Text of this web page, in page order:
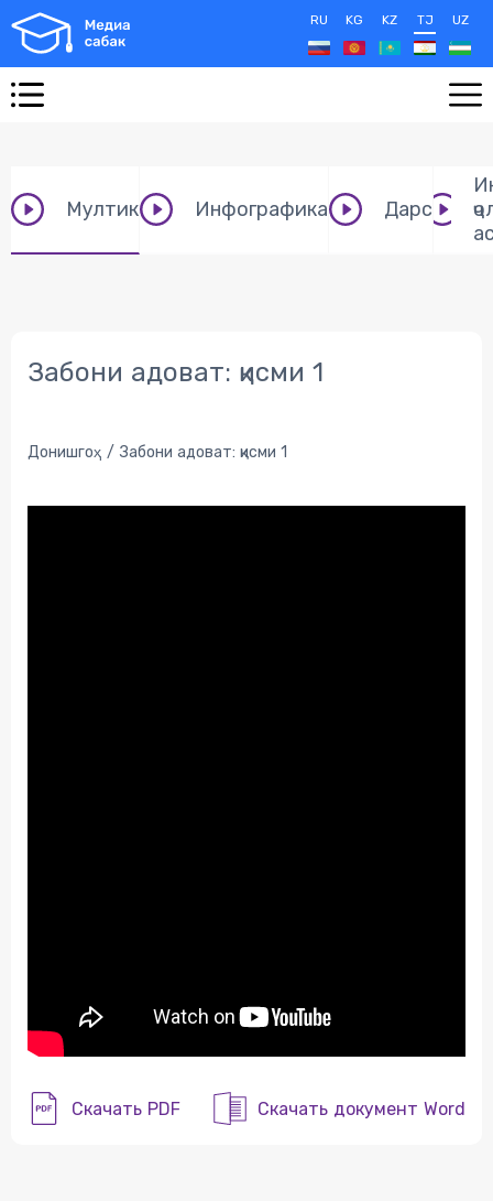
RU KG KZ TJ UZ
Мултик Инфографика Дарс
Забони адоват: қисми 1
Донишгоҳ Забони адоват: қисми 1
Скачать PDF Скачать документ Word